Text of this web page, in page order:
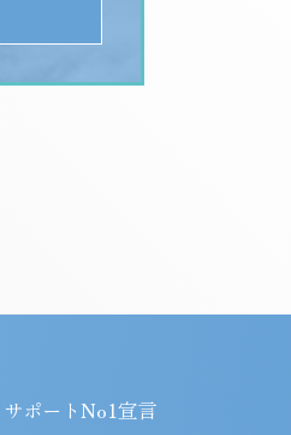
サポートNo1宣言